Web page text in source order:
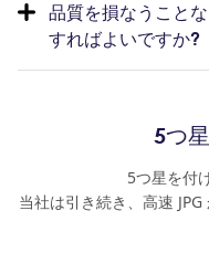
品質を損なうこと
すればよいですか?
5つ
5つ星を付
当社は引き続き、高速